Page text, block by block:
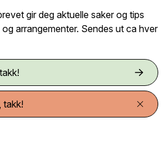
/ endre samtykke
gir deg aktuelle saker og tips
arrangementer. Sendes ut ca hver
takk!